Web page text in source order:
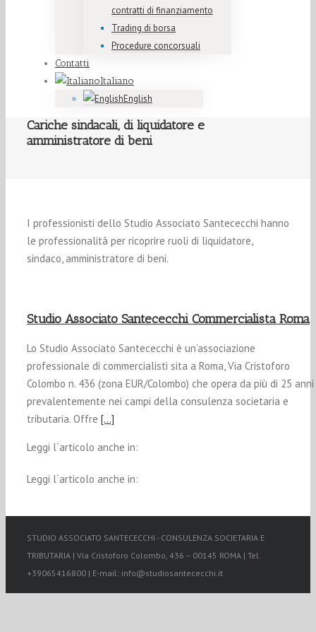
contratti di finanziamento
Trading di borsa
Procedure concorsuali
Contatti
Italiano
English
Cariche sindacali, di liquidatore e
amministratore di beni
I professionisti dello Studio Associato Santececchi hanno
le professionalità per ricoprire ruoli di liquidatore,
sindaco, amministratore di beni.
Studio Associato Santececchi Commercialista Roma
Lo Studio Associato Santececchi è un’associazione
professionale di commercialisti sita a Roma, Via Cristoforo
Colombo n. 436 (zona EUR/Colombo) che opera da più di 25 anni
prevalentemente nei campi della consulenza societaria e
tributaria. Offre […]
Leggi l´articolo anche in:
Leggi l´articolo anche in:
STUDIO ASSOCIATO SANTECECCHI - CONSULENZA SOCIETARIA E
TRIBUTARIA | Via Cristoforo Colombo, 436 – 00145 ROMA | Tel.
+39065416800 | E-mail: info@studiosantececchi.it